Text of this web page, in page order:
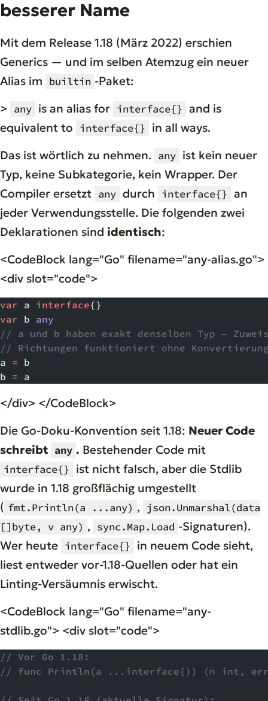
besserer Name
Mit dem Release 1.18 (März 2022) erschien
Generics — und im selben Atemzug ein neuer
Alias im builtin -Paket:
> any is an alias for interface{} and is
equivalent to interface{} in all ways.
Das ist wörtlich zu nehmen. any ist kein neuer
Typ, keine Subkategorie, kein Wrapper. Der
Compiler ersetzt any durch interface{} an
jeder Verwendungsstelle. Die folgenden zwei
Deklarationen sind identisch:
<CodeBlock lang="Go" filename="any-alias.go">
<div slot="code">
var a interface{}
var b any
// a und b haben exakt denselben Typ —
// Richtungen funktioniert ohne
a = b
b = a
</div> </CodeBlock>
Die Go-Doku-Konvention seit 1.18: Neuer Code
schreibt any . Bestehender Code mit
interface{} ist nicht falsch, aber die Stdlib
wurde in 1.18 großflächig umgestellt
( fmt.Println(a ...any) , json.Unmarshal(data
[]byte, v any) , sync.Map.Load -Signaturen).
Wer heute interface{} in neuem Code sieht,
liest entweder vor-1.18-Quellen oder hat ein
Linting-Versäumnis erwischt.
<CodeBlock lang="Go" filename="any-
stdlib.go"> <div slot="code">
// Vor Go 1.18:
// func Println(a ...interface{}) (n int,